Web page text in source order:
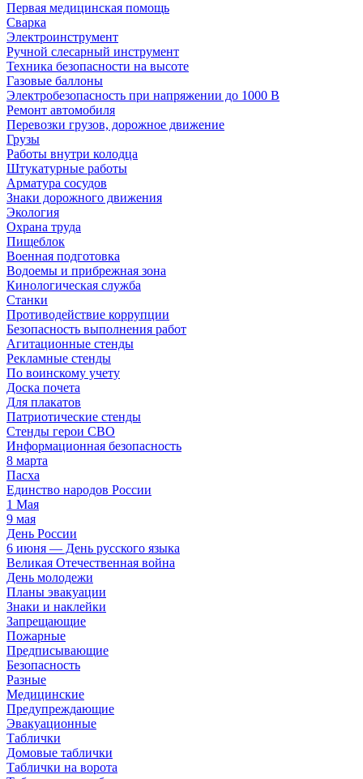
Первая медицинская помощь
Сварка
Электроинструмент
Ручной слесарный инструмент
Техника безопасности на высоте
Газовые баллоны
Электробезопасность при напряжении до 1000 В
Ремонт автомобиля
Перевозки грузов, дорожное движение
Грузы
Работы внутри колодца
Штукатурные работы
Арматура сосудов
Знаки дорожного движения
Экология
Охрана труда
Пищеблок
Военная подготовка
Водоемы и прибрежная зона
Кинологическая служба
Станки
Противодействие коррупции
Безопасность выполнения работ
Агитационные стенды
Рекламные стенды
По воинскому учету
Доска почета
Для плакатов
Патриотические стенды
Стенды герои СВО
Информационная безопасность
8 марта
Пасха
Единство народов России
1 Мая
9 мая
День России
6 июня — День русского языка
Великая Отечественная война
День молодежи
Планы эвакуации
Знаки и наклейки
Запрещающие
Пожарные
Предписывающие
Безопасность
Разные
Медицинские
Предупреждающие
Эвакуационные
Таблички
Домовые таблички
Таблички на ворота